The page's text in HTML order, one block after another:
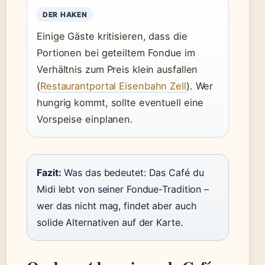
DER HAKEN
Einige Gäste kritisieren, dass die
Portionen bei geteiltem Fondue im
Verhältnis zum Preis klein ausfallen
(Restaurantportal Eisenbahn Zell). Wer
hungrig kommt, sollte eventuell eine
Vorspeise einplanen.
Fazit: Was das bedeutet: Das Café du
Midi lebt von seiner Fondue-Tradition –
wer das nicht mag, findet aber auch
solide Alternativen auf der Karte.